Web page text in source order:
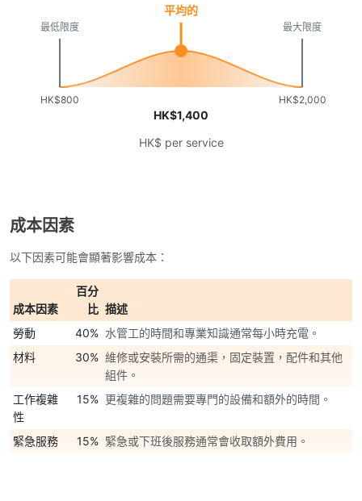
HK$800
最低限度
HK$2,000
最大限度
平均的
HK$1,400
HK$ per service
成本因素
以下因素可能會顯著影響成本：
成本因素
百分
比 描述
勞動
40% 水管工的時間和專業知識通常每小時充電。
材料
30% 維修或安裝所需的通渠，固定裝置，配件和其他
組件。
工作複雜
性
15% 更複雜的問題需要專門的設備和額外的時間。
緊急服務 15% 緊急或下班後服務通常會收取額外費用。